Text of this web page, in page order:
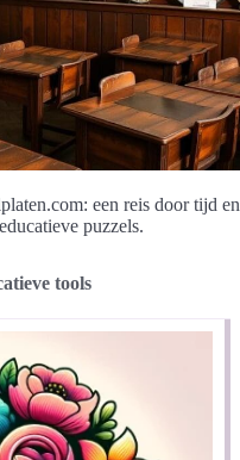
een reis door tijd en
puzzels.
tools